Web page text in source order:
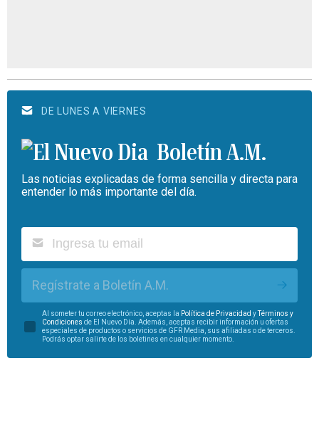
DE LUNES A VIERNES
Boletín A.M.
Las noticias explicadas de forma sencilla y directa para
entender lo más importante del día.
Regístrate a Boletín A.M.
Al someter tu correo electrónico, aceptas la Política de Privacidad yTérminos y
Condiciones de El Nuevo Día. Además, aceptas recibir información u ofertas
especiales de productos o servicios de GFR Media, sus afiliadas o de terceros.
Podrás optar salirte de los boletines en cualquier momento.